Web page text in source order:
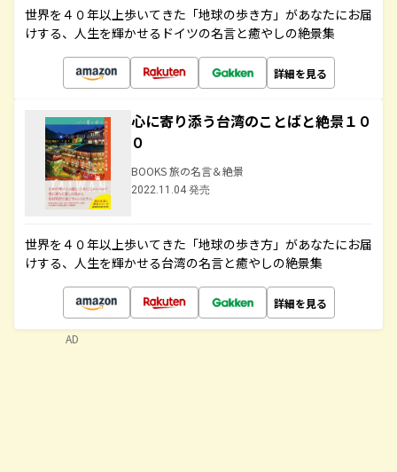
世界を４０年以上歩いてきた「地球の歩き方」があなたにお届
けする、人生を輝かせるドイツの名言と癒やしの絶景集
詳細を見る
心に寄り添う台湾のことばと絶景１０
０
BOOKS 旅の名言＆絶景
2022.11.04 発売
世界を４０年以上歩いてきた「地球の歩き方」があなたにお届
けする、人生を輝かせる台湾の名言と癒やしの絶景集
詳細を見る
AD